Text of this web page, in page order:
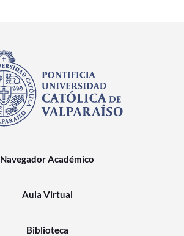
Navegador Académico
Aula Virtual
Biblioteca